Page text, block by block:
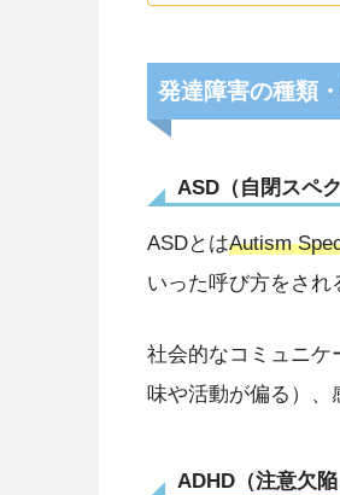
発達障害の種類
ASD（自閉スペ
ASDとはAutism
いった呼び方をされ
社会的なコミュニケ
味や活動が偏る）、
ADHD（注意欠陥